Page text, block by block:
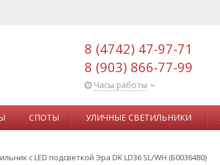
8 (4742) 47-97-71
8 (903) 866-77-99
Часы работы
СПОТЫ УЛИЧНЫЕ СВЕТИЛЬНИКИ
c LED подсветкой Эра DK LD36 SL/WH (Б0036480)